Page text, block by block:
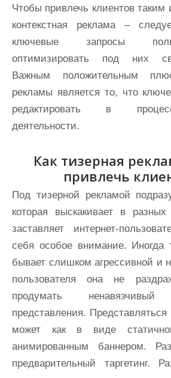
Чтобы привлечь клиентов таким
контекстная реклама –
ключевые запросы
оптимизировать под них
Важным положительным
рекламы является то, что
редактировать в
деятельности.
Как тизерная
привлечь
Под тизерной рекламой
которая выскакивает в
заставляет интернет-
себя особое внимание. Иногда
бывает слишком агрессивной и
пользователя она не
продумать
представления.
может как в виде
анимированным баннером.
предварительный таргетинг.